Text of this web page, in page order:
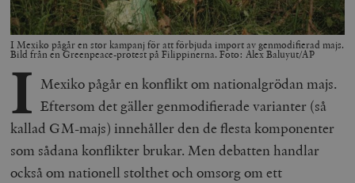
I Mexiko pågår en stor kampanj för att förbjuda import av genmodifierad majs.
Bild från en Greenpeace-protest på Filippinerna. Foto: Alex Baluyut/AP
I Mexiko pågår en konflikt om nationalgrödan majs.
Eftersom det gäller genmodifierade varianter (så
kallad GM-majs) innehåller den de flesta komponenter
som sådana konflikter brukar. Men debatten handlar
också om nationell stolthet och omsorg om ett